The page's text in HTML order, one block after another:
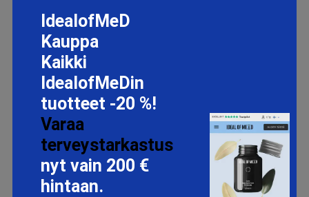
IdealofMeD
Kauppa
Kaikki
IdealofMeDin
tuotteet -20 %!
Varaa
terveystarkastus
nyt vain 200 €
hintaan.